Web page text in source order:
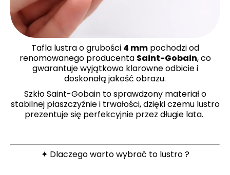
Tafla lustra o grubości 4 mmpochodzi od
renomowanego producenta Saint-Gobain, co
gwarantuje wyjątkowo klarowne odbicie i
doskonałą jakość obrazu.
Szkło Saint-Gobain to sprawdzony materiał o
stabilnej płaszczyźnie i trwałości, dzięki czemu lustro
prezentuje się perfekcyjnie przez długie lata.
✦ Dlaczego warto wybrać to lustro ?